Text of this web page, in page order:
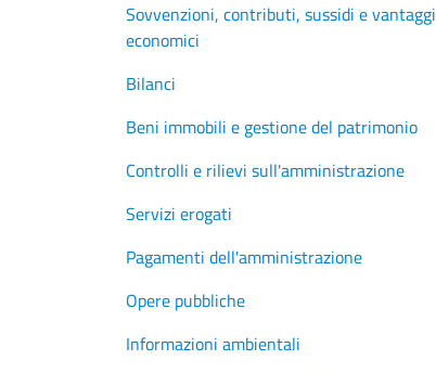
Sovvenzioni, contributi, sussidi e vantaggi
economici
Bilanci
Beni immobili e gestione del patrimonio
Controlli e rilievi sull'amministrazione
Servizi erogati
Pagamenti dell'amministrazione
Opere pubbliche
Informazioni ambientali